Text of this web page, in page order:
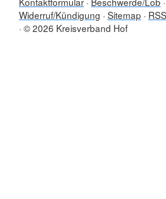
Widerruf/Kündigung Sitemap
© 2026 Kreisverband Hof